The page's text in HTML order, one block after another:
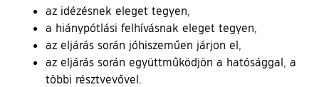
az idézésnek eleget tegyen,
a hiánypótlási felhívásnak eleget tegyen,
az eljárás során jóhiszeműen járjon el,
az eljárás során együttműködjön a hatósággal, a
többi résztvevővel.